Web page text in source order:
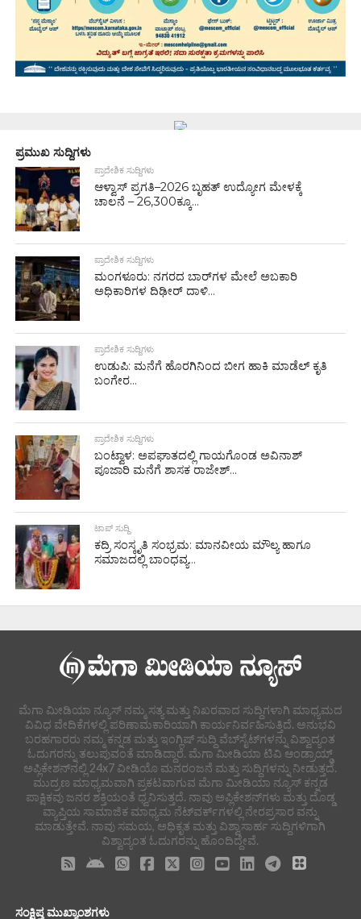
ಪ್ರಮುಖ ಸುದ್ದಿಗಳು
ಪ್ರಾದೇಶಿಕ ಸುದ್ದಿಗಳು
ಆಳ್ವಾಸ್ ಪ್ರಗತಿ–2026 ಬೃಹತ್ ಉದ್ಯೋಗ ಮೇಳಕ್ಕೆ
ಚಾಲನೆ – 26,300ಕ್ಕೂ...
ಪ್ರಾದೇಶಿಕ ಸುದ್ದಿಗಳು
ಮಂಗಳೂರು: ನಗರದ ಬಾರ್‌ಗಳ ಮೇಲೆ ಅಬಕಾರಿ
ಅಧಿಕಾರಿಗಳ ದಿಢೀರ್ ದಾಳಿ...
ಪ್ರಾದೇಶಿಕ ಸುದ್ದಿಗಳು
ಉಡುಪಿ: ಮನೆಗೆ ಹೊರಗಿನಿಂದ ಬೀಗ ಹಾಕಿ ಮಾಡೆಲ್ ಕೃತಿ
ಬಂಗೇರ...
ಪ್ರಾದೇಶಿಕ ಸುದ್ದಿಗಳು
ಬಂಟ್ವಾಳ: ಅಪಘಾತದಲ್ಲಿ ಗಾಯಗೊಂಡ ಅವಿನಾಶ್
ಪೂಜಾರಿ ಮನೆಗೆ ಶಾಸಕ ರಾಜೇಶ್...
ಟಾಪ್ ಸುದ್ದಿ
ಕದ್ರಿ ಸಂಸ್ಕೃತಿ ಸಂಭ್ರಮ: ಮಾನವೀಯ ಮೌಲ್ಯ ಹಾಗೂ
ಸಮಾಜದಲ್ಲಿ ಬಾಂಧವ್ಯ...
ಮೆಗಾ ಮೀಡಿಯಾ ನ್ಯೂಸ್ ನಮ್ಮ ಸತ್ಯ ಮತ್ತು ನಿಖರವಾದ ಸುದ್ದಿಗಳಾಗಿ ಮಾಧ್ಯಮದ
ವಿವಿಧ ವೇದಿಕೆಗಳಲ್ಲಿ ಪರಿಣಾಮಕಾರಿಯಾಗಿ ಕಾರ್ಯನಿರ್ವಹಿಸುತ್ತಿದೆ. ಅನುಭವಿ
ಬರಹಗಾರರು ನಮ್ಮ ಕನ್ನಡ ಮತ್ತು ಇಂಗ್ಲಿಷ್ ಸುದ್ದಿ ವೆಬ್‌ಸೈಟ್‌ಗಳನ್ನು ವಿಶ್ವಾದ್ಯಂತ
ಓದುಗರನ್ನು ತಲುಪುವಂತೆ ಮಾಡಿದ್ದಾರೆ. ಮೆಗಾ ಮೀಡಿಯಾ ಟಿವಿ ಆಂಡ್ರಾಯ್ಡ್
ಅಪ್ಲಿಕೇಶನ್‌ನಲ್ಲಿ 24x7 ವೀಡಿಯೊ ಮನರಂಜನೆ ಮತ್ತು ಸುದ್ದಿಗಳನ್ನು ನೀಡುತ್ತದೆ.
ಮುದ್ರಣ ಮಾಧ್ಯಮವಾಗಿ ಪ್ರಕಟವಾಗುವ ಮೆಗಾ ಮೀಡಿಯಾ ನ್ಯೂಸ್ ಕನ್ನಡ
ಪಾಕ್ಷಿಕವು ಜನರ ಶಕ್ತಿಯಂತೆ ಧ್ವನಿಸುತ್ತದೆ. ನಾವು ಅಪ್ಲಿಕೇಶನ್‌ಗಳು ಮತ್ತು ದೊಡ್ಡ
ವ್ಯಾಪ್ತಿಯ ಸಾಮಾಜಿಕ ಮಾಧ್ಯಮ ನೆಟ್‌ವರ್ಕ್‌ಗಳಲ್ಲಿ ನೇರಪ್ರಸಾರ ವನ್ನು
ಮಾಡುತ್ತೇವೆ. ನಾವು ಸಮಯ, ಅಧಿಕೃತ ಮತ್ತು ವಿಶ್ವಾಸಾರ್ಹ ಸುದ್ದಿಗಳಿಗಾಗಿ
ವಿಶ್ವಾದ್ಯಂತ ಓದುಗರನ್ನು ಹೊಂದಿದ್ದೇವೆ.
ಸಂಕ್ಷಿಪ್ತ ಮುಖ್ಯಾಂಶಗಳು